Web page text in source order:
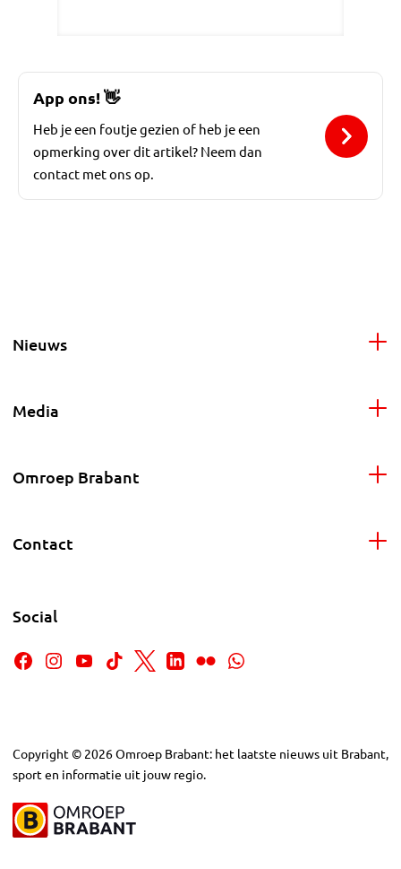
App ons!👋
Heb je een foutje gezien of heb je een
opmerking over dit artikel? Neem dan
contact met ons op.
Nieuws
Media
Omroep Brabant
Contact
Social
Copyright © 2026Omroep Brabant: het laatste nieuws uit Brabant,
sport en informatie uit jouw regio.